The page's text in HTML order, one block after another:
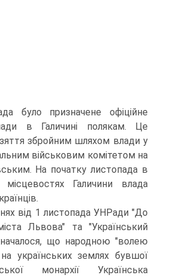
було призначене офіційне
в Галичині полякам. Це
збройним шляхом влади у
військовим комітетом на
На початку листопада в
місцевостях Галичини влада
від 1 листопада УНРади "До
Львова" та "Український
що народною "волею
українських землях бувшої
монархії Українська